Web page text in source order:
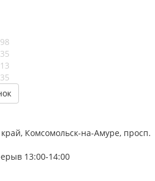
Комсомольск-на-Амуре, просп.
13:00-14:00